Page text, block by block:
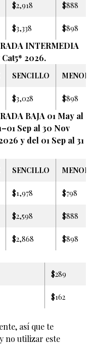
$2,918 $888
$3,338 $898
INTERMEDIA
2026.
SENCILLO MENOR
$3,028 $898
BAJA 01 May al
Sep al 30 Nov
y del 01 Sep al 31
SENCILLO MENOR
$1,978 $798
$2,598 $888
$2,868 $898
$289
$162
así que te
no utilizar este